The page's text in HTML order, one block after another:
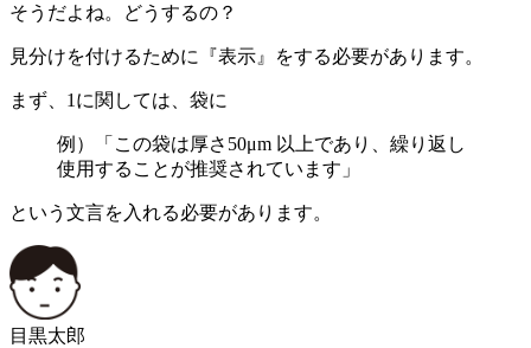
そうだよね。どうするの？
見分けを付けるために『表示』をする必要があります。
まず、1に関しては、袋に
例）「この袋は厚さ50μm 以上であり、繰り返し
使用することが推奨されています」
という文言を入れる必要があります。
目黒太郎